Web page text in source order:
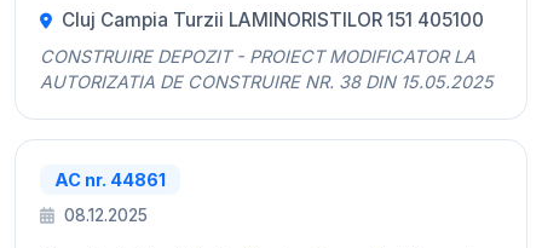
Cluj Campia Turzii LAMINORISTILOR 151 405100
CONSTRUIRE DEPOZIT - PROIECT MODIFICATOR LA
AUTORIZATIA DE CONSTRUIRE NR. 38 DIN 15.05.2025
AC nr. 44861
08.12.2025